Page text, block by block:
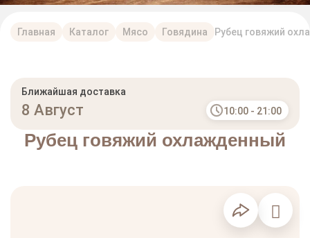
Главная Каталог Мясо Говядина Рубец говяжий
Рубец говяжий охлажденный
Ближайшая доставка
8 Август 10:00 - 21:00